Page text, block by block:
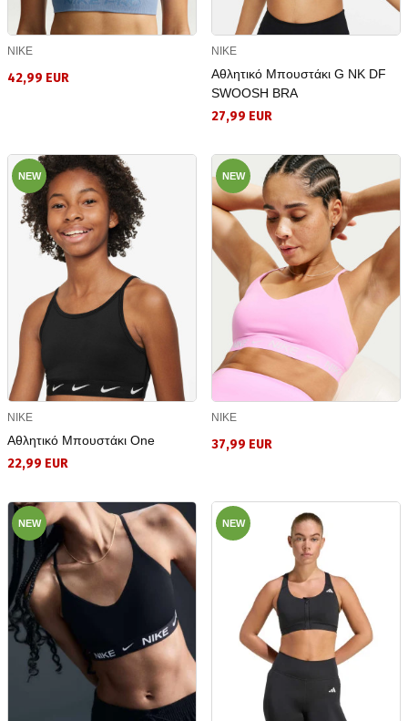
NIKE
42,99 EUR
NIKE
Αθλητικό Μπουστάκι G NK DF
SWOOSH BRA
27,99 EUR
NEW
NIKE
Αθλητικό Μπουστάκι One
22,99 EUR
NEW
NIKE
37,99 EUR
NEW NEW